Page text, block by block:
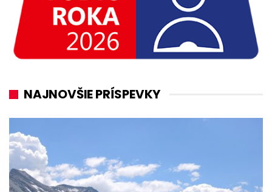
NAJNOVŠIE PRÍSPEVKY